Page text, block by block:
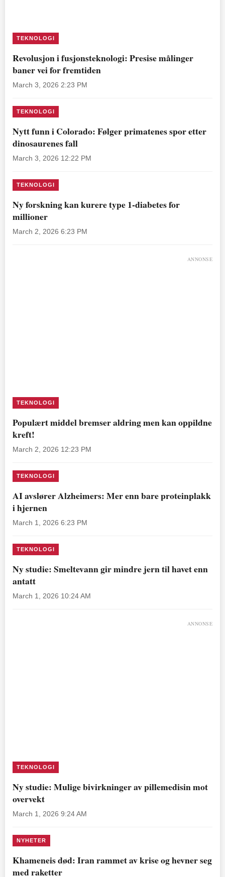
TEKNOLOGI
Revolusjon i fusjonsteknologi: Presise målinger
baner vei for fremtiden
March 3, 2026 2:23 PM
TEKNOLOGI
Nytt funn i Colorado: Følger primatenes spor etter
dinosaurenes fall
March 3, 2026 12:22 PM
TEKNOLOGI
Ny forskning kan kurere type 1-diabetes for
millioner
March 2, 2026 6:23 PM
ANNONSE
TEKNOLOGI
Populært middel bremser aldring men kan oppildne
kreft!
March 2, 2026 12:23 PM
TEKNOLOGI
AI avslører Alzheimers: Mer enn bare proteinplakk
i hjernen
March 1, 2026 6:23 PM
TEKNOLOGI
Ny studie: Smeltevann gir mindre jern til havet enn
antatt
March 1, 2026 10:24 AM
ANNONSE
TEKNOLOGI
Ny studie: Mulige bivirkninger av pillemedisin mot
overvekt
March 1, 2026 9:24 AM
NYHETER
Khameneis død: Iran rammet av krise og hevner seg
med raketter